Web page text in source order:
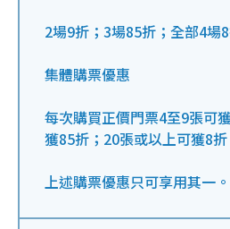
2場9折；3場85折；全部4場8
集體購票優惠
每次購買正價門票4至9張可
獲85折；20張或以上可獲8折
上述購票優惠只可享用其一。